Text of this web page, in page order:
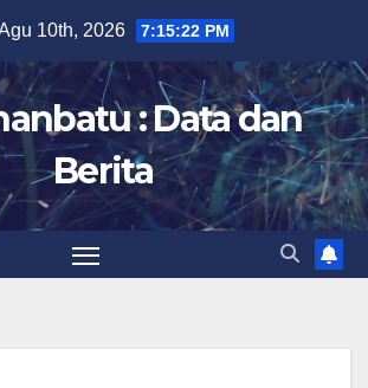
10th, 2026 7:15:23 PM
: Data dan
Berita